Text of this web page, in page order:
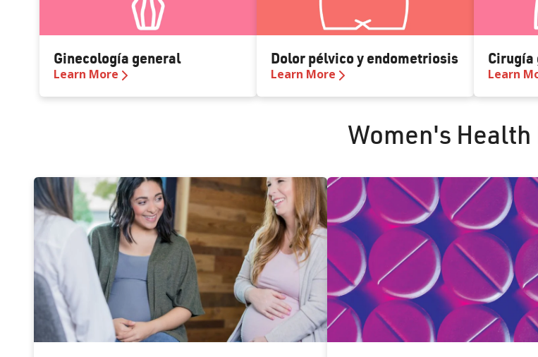
Ginecología general
Learn More
Dolor pélvico y endometriosis
Learn More Learn
Women's Health